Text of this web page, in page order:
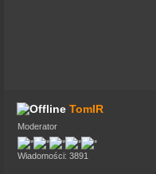
TomIR
Moderator
Wiadomości: 3891